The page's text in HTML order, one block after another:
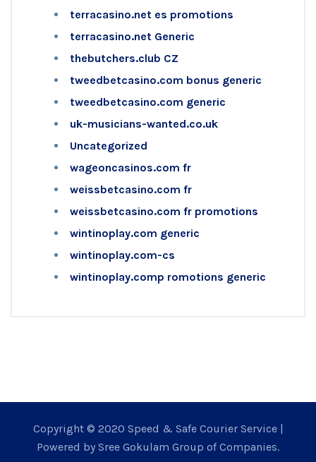
terracasino.net es promotions
terracasino.net Generic
thebutchers.club CZ
tweedbetcasino.com bonus generic
tweedbetcasino.com generic
uk-musicians-wanted.co.uk
Uncategorized
wageoncasinos.com fr
weissbetcasino.com fr
weissbetcasino.com fr promotions
wintinoplay.com generic
wintinoplay.com-cs
wintinoplay.comp romotions generic
Copyright © 2020 Speed & Safe Courier Service |
Powered by Sree Gokulam Group of Companies.